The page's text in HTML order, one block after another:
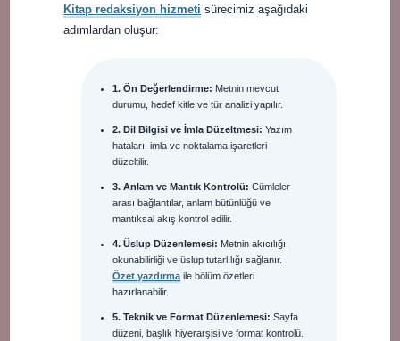
Kitap redaksiyon hizmeti sürecimiz aşağıdaki
adımlardan oluşur:
1. Ön Değerlendirme: Metnin mevcut
durumu, hedef kitle ve tür analizi yapılır.
2. Dil Bilgisi ve İmla Düzeltmesi: Yazım
hataları, imla ve noktalama işaretleri
düzeltilir.
3. Anlam ve Mantık Kontrolü: Cümleler
arası bağlantılar, anlam bütünlüğü ve
mantıksal akış kontrol edilir.
4. Üslup Düzenlemesi: Metnin akıcılığı,
okunabilirliği ve üslup tutarlılığı sağlanır.
Özet yazdırma ile bölüm özetleri
hazırlanabilir.
5. Teknik ve Format Düzenlemesi: Sayfa
düzeni, başlık hiyerarşisi ve format kontrolü.